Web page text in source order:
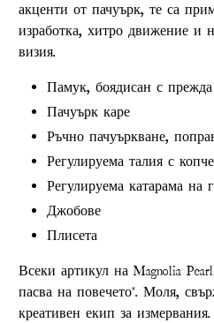
акценти от пачуърк, те са
изработка, хитро движение и
визия.
Памук, боядисан с прежда
Пачуърк каре
Ръчно пачуъркване,
Регулируема талия с
Регулируема катарама на
Джобове
Плисета
Всеки артикул на Magnolia
пасва на повечето". Моля,
креативен екип за измервания.